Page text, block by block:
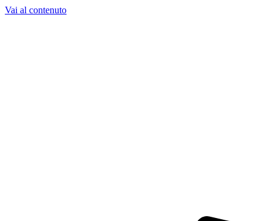
Vai al contenuto